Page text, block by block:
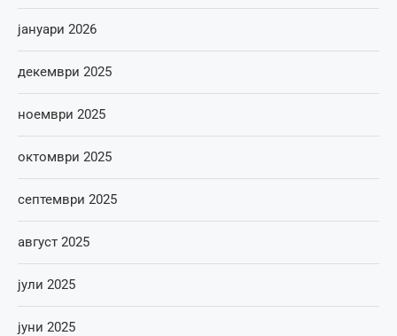
јануари 2026
декември 2025
ноември 2025
октомври 2025
септември 2025
август 2025
јули 2025
јуни 2025